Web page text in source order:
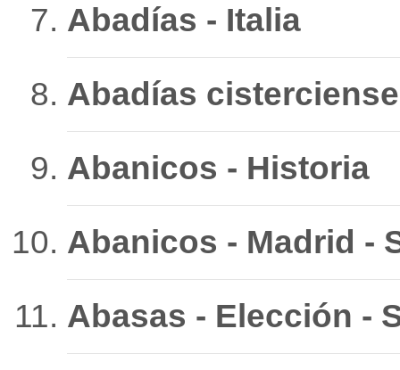
Abadías - Italia
Abadías
Abanicos - Historia
Abanicos - Madrid -
Abasas - Elección -